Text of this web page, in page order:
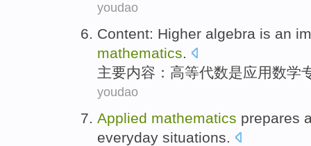
youdao
Content: Higher algebra is an
mathematics.
主要内容 ： 高等代数是应用数学
youdao
Applied mathematics prepares
everyday situations.